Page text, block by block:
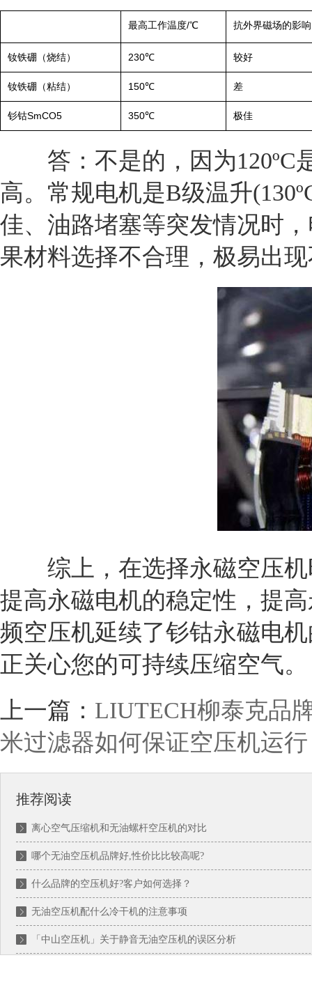
最高工作温度/℃ 抗外界磁场的影响
钕铁硼（烧结） 230℃ 较好
钕铁硼（粘结） 150℃ 差
钐钴SmCO5 350℃ 极佳
答：不是的，因为120ºC
高。常规电机是B级温升
佳、油路堵塞等突发情况时
果材料选择不合理，极易出
综上，在选择永磁空压机
提高永磁电机的稳定性，提
频空压机延续了钐钴永磁电
正关心您的可持续压缩空气。
上一篇： LIUTECH柳泰克品
米过滤器如何保证空压机运
推荐阅读
离心空气压缩机和无油螺杆空压机的对比
哪个无油空压机品牌好,性价比比较高呢?
什么品牌的空压机好?客户如何选择？
无油空压机配什么冷干机的注意事项
「中山空压机」关于静音无油空压机的误区分析